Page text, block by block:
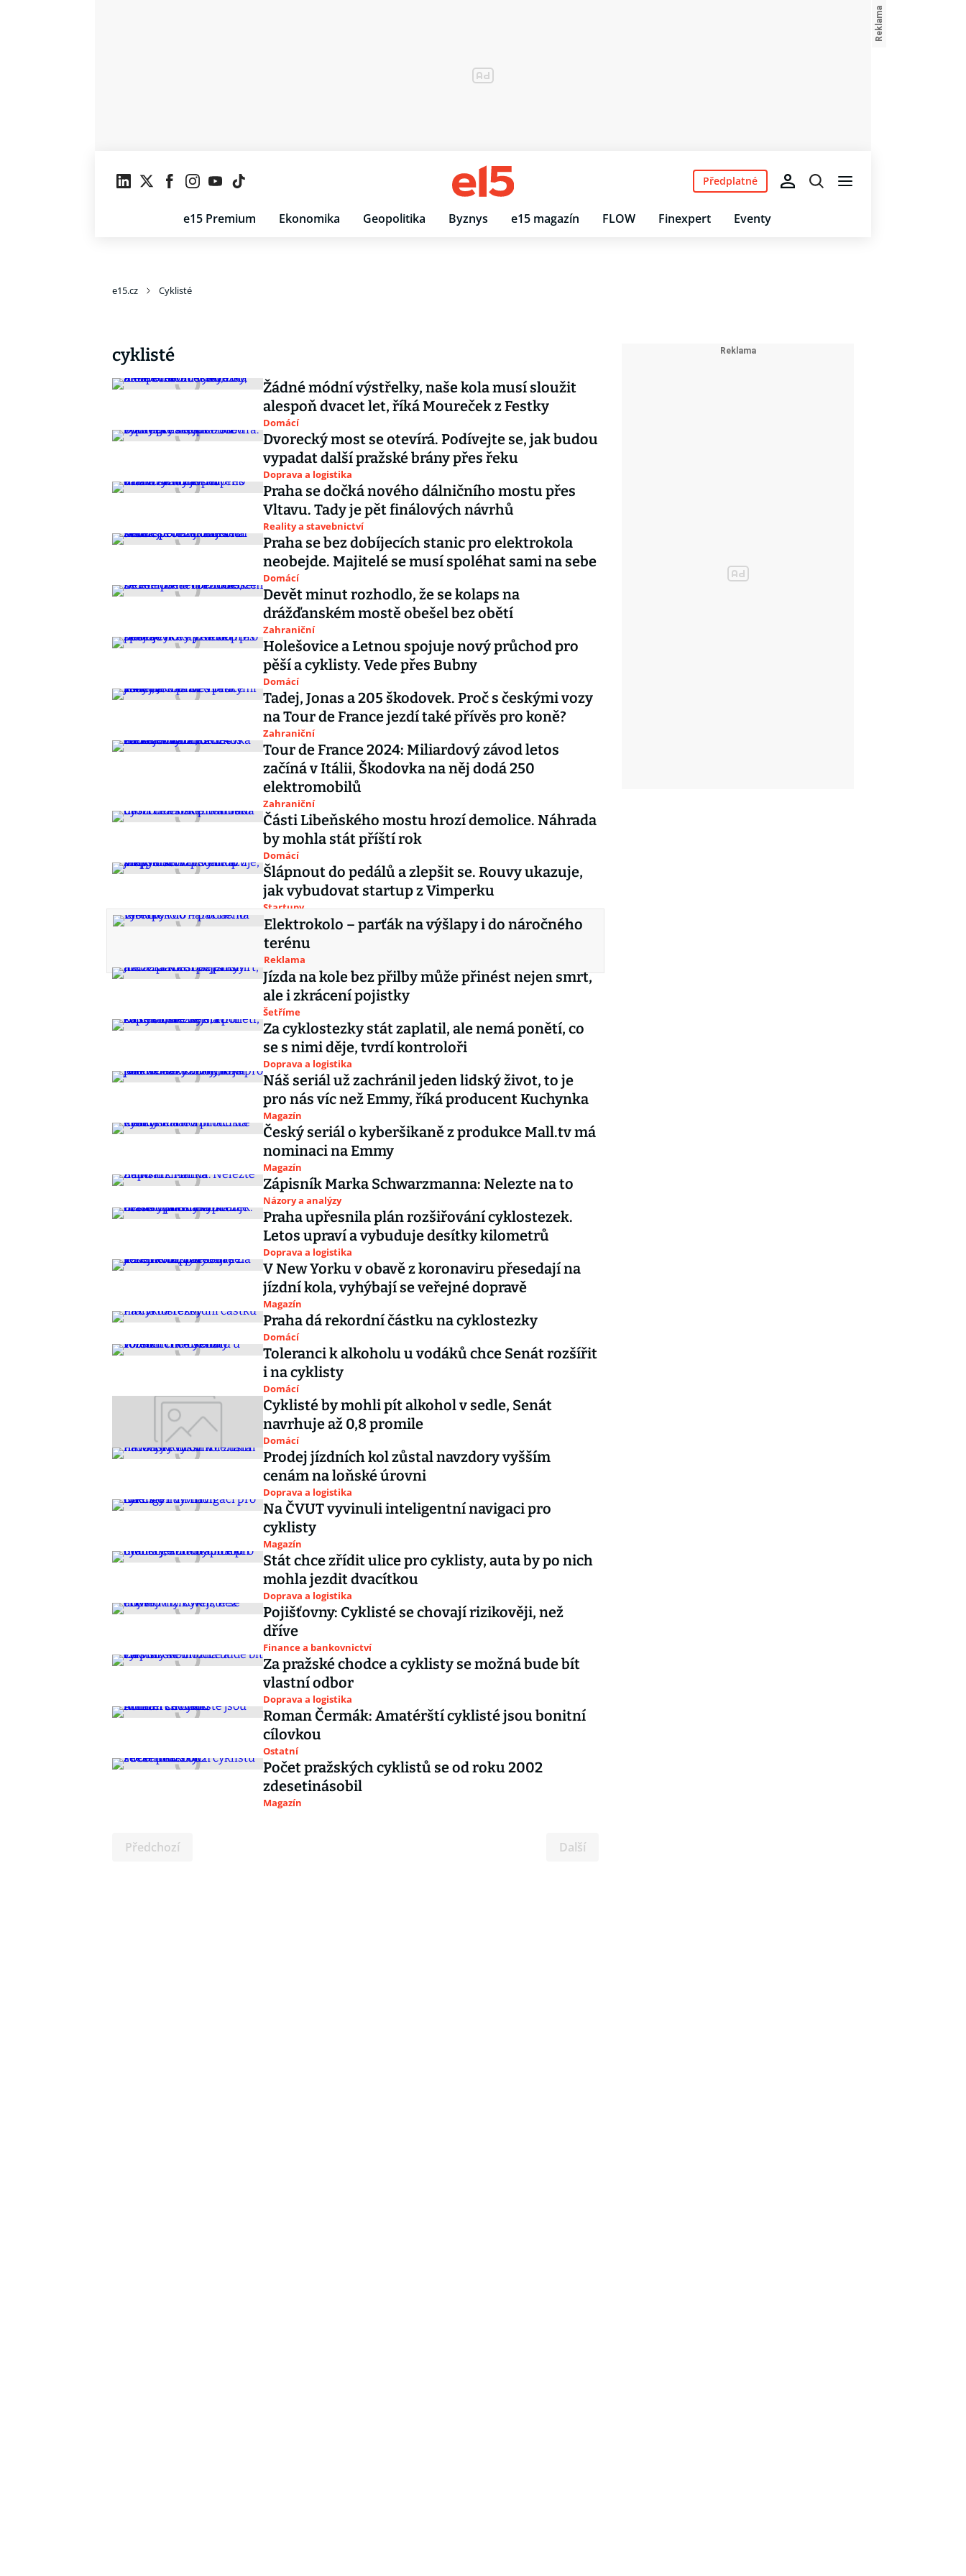
e15 Premium Ekonomika Geopolitika Byznys e15 magazín FLOW Finexpert Eventy
Předplatné
e15.cz Cyklisté
cyklisté
Žádné módní výstřelky, naše kola musí sloužit
alespoň dvacet let, říká Moureček z Festky
Domácí
Dvorecký most se otevírá. Podívejte se, jak budou
vypadat další pražské brány přes řeku
Doprava a logistika
Praha se dočká nového dálničního mostu přes
Vltavu. Tady je pět finálových návrhů
Reality a stavebnictví
Praha se bez dobíjecích stanic pro elektrokola
neobejde. Majitelé se musí spoléhat sami na sebe
Domácí
Devět minut rozhodlo, že se kolaps na
drážďanském mostě obešel bez obětí
Zahraniční
Holešovice a Letnou spojuje nový průchod pro
pěší a cyklisty. Vede přes Bubny
Domácí
Tadej, Jonas a 205 škodovek. Proč s českými vozy
na Tour de France jezdí také přívěs pro koně?
Zahraniční
Tour de France 2024: Miliardový závod letos
začíná v Itálii, Škodovka na něj dodá 250
elektromobilů
Zahraniční
Části Libeňského mostu hrozí demolice. Náhrada
by mohla stát příští rok
Domácí
Šlápnout do pedálů a zlepšit se. Rouvy ukazuje,
jak vybudovat startup z Vimperku
Startupy
Elektrokolo – parťák na výšlapy i do náročného
terénu
Reklama
Jízda na kole bez přilby může přinést nejen smrt,
ale i zkrácení pojistky
Šetříme
Za cyklostezky stát zaplatil, ale nemá ponětí, co
se s nimi děje, tvrdí kontroloři
Doprava a logistika
Náš seriál už zachránil jeden lidský život, to je
pro nás víc než Emmy, říká producent Kuchynka
Magazín
Český seriál o kyberšikaně z produkce Mall.tv má
nominaci na Emmy
Magazín
Zápisník Marka Schwarzmanna: Nelezte na to
Názory a analýzy
Praha upřesnila plán rozšiřování cyklostezek.
Letos upraví a vybuduje desítky kilometrů
Doprava a logistika
V New Yorku v obavě z koronaviru přesedají na
jízdní kola, vyhýbají se veřejné dopravě
Magazín
Praha dá rekordní částku na cyklostezky
Domácí
Toleranci k alkoholu u vodáků chce Senát rozšířit
i na cyklisty
Domácí
Cyklisté by mohli pít alkohol v sedle, Senát
navrhuje až 0,8 promile
Domácí
Prodej jízdních kol zůstal navzdory vyšším
cenám na loňské úrovni
Doprava a logistika
Na ČVUT vyvinuli inteligentní navigaci pro
cyklisty
Magazín
Stát chce zřídit ulice pro cyklisty, auta by po nich
mohla jezdit dvacítkou
Doprava a logistika
Pojišťovny: Cyklisté se chovají rizikověji, než
dříve
Finance a bankovnictví
Za pražské chodce a cyklisty se možná bude bít
vlastní odbor
Doprava a logistika
Roman Čermák: Amatérští cyklisté jsou bonitní
cílovkou
Ostatní
Počet pražských cyklistů se od roku 2002
zdesetinásobil
Magazín
Předchozí Další